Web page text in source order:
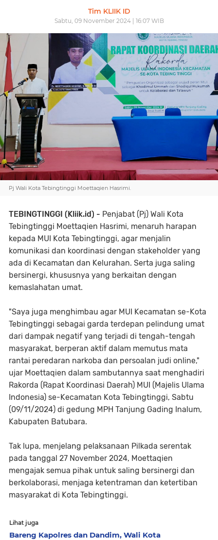
Tim KLIIK ID
Sabtu, 09 November 2024 | 16:07 WIB
Pj Wali Kota Tebingtinggi Moettaqien Hasrimi.
TEBINGTINGGI (Kliik.id) - Penjabat (Pj) Wali Kota
Tebingtinggi Moettaqien Hasrimi, menaruh harapan
kepada MUI Kota Tebingtinggi, agar menjalin
komunikasi dan koordinasi dengan stakeholder yang
ada di Kecamatan dan Kelurahan. Serta juga saling
bersinergi, khususnya yang berkaitan dengan
kemaslahatan umat.
"Saya juga menghimbau agar MUI Kecamatan se-Kota
Tebingtinggi sebagai garda terdepan pelindung umat
dari dampak negatif yang terjadi di tengah-tengah
masyarakat, berperan aktif dalam memutus mata
rantai peredaran narkoba dan persoalan judi online,"
ujar Moettaqien dalam sambutannya saat menghadiri
Rakorda (Rapat Koordinasi Daerah) MUI (Majelis Ulama
Indonesia) se-Kecamatan Kota Tebingtinggi, Sabtu
(09/11/2024) di gedung MPH Tanjung Gading Inalum,
Kabupaten Batubara.
Tak lupa, menjelang pelaksanaan Pilkada serentak
pada tanggal 27 November 2024, Moettaqien
mengajak semua pihak untuk saling bersinergi dan
berkolaborasi, menjaga ketentraman dan ketertiban
masyarakat di Kota Tebingtinggi.
Lihat juga
Bareng Kapolres dan Dandim, Wali Kota